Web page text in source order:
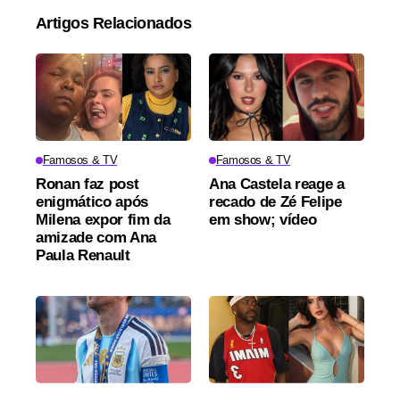
Artigos Relacionados
Famosos & TV
Ronan faz post
enigmático após
Milena expor fim da
amizade com Ana
Paula Renault
Famosos & TV
Ana Castela reage a
recado de Zé Felipe
em show; vídeo